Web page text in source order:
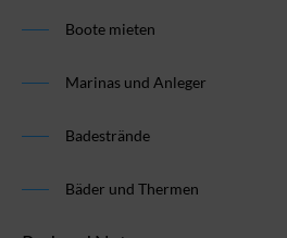
Boote mieten
Marinas und Anleger
Badestrände
Bäder und Thermen